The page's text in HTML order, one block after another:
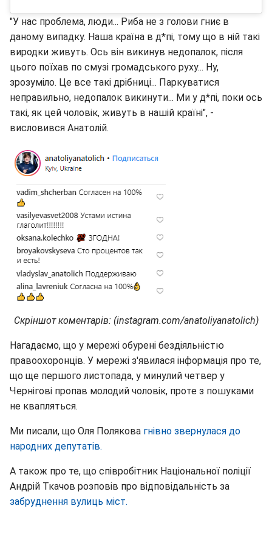
"У нас проблема, люди... Риба не з голови гниє в
даному випадку. Наша країна в д*пі, тому що в ній такі
виродки живуть. Ось він викинув недопалок, після
цього поїхав по смузі громадського руху... Ну,
зрозуміло. Це все такі дрібниці... Паркуватися
неправильно, недопалок викинути... Ми у д*пі, поки ось
такі, як цей чоловік, живуть в нашій країні", -
висловився Анатолій.
Скріншот коментарів: (instagram.com/anatoliyanatolich)
Нагадаємо, що у мережі обурені бездіяльністю
правоохоронців. У мережі з'явилася інформація про те,
що ще першого листопада, у минулий четвер у
Чернігові пропав молодий чоловік, проте з пошуками
не квапляться.
Ми писали, що Оля Полякова гнівно звернулася до
народних депутатів.
А також про те, що співробітник Національної поліції
Андрій Ткачов розповів про відповідальність за
забруднення вулиць міст.